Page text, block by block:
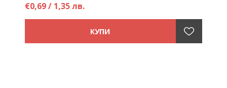
€0,69 / 1,35 лв.